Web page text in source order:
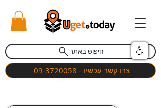
חיפוש באתר
צרו קשר עכשיו - 09-3720058